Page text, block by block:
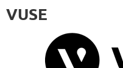
VUSE